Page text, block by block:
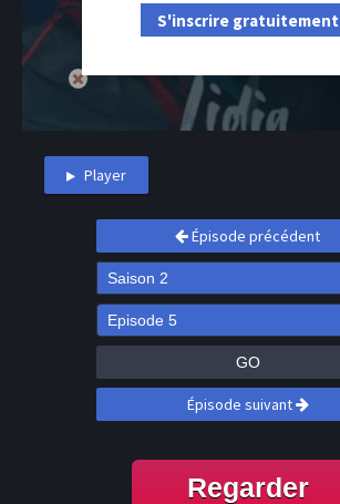
S'inscrire gratuitement
Player
Épisode précédent
GO
Épisode suivant
Regarder